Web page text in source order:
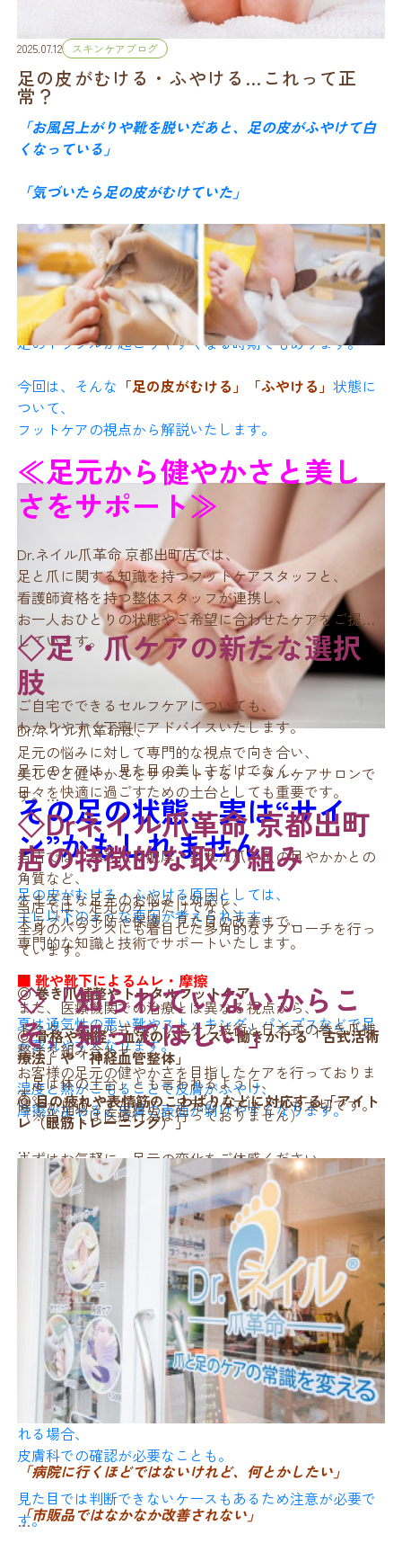
■ 足の保湿で押さえたいポ
イント
1. かかとは念入りに
厚くなった角質は保湿成分が浸透しにくいので、
定期的な角質ケアで整えてから保湿すると効果的です。
2. 指の間も忘れずに
足指の間は乾燥や摩擦で皮膚トラブルが起こりやすい部
軽く塗り伸ばしておくと◎。
3. 就寝前の追い保湿
夜は肌の修復が進む時間。
就寝前にも軽く保湿を重ねると、翌朝のしっとり感が違
います。
■ 夏〜秋の変わり目は特に
注意
残暑の時期は、汗をかく日と冷える日が混在し、肌環境
が不安定になります。
この時期に乾燥が進むと、
秋以降のかかとひび割れや角質肥厚の原因になりやすい
ので、
今からの予防ケアが大切です。
■ ドクターネイル爪革命 京
都出町店の保湿サポート
当店では、厚くなった角質や乾燥の進んだ足をやさしく
整えた上で、保湿ケアを行います。
ご自宅でのケア方法や保湿剤の選び方もアドバイスいた
しますので、
日々のケアに不安がある方はお気軽にご相談ください。
2. 血行不良による神経の刺
激
らせ、神経が過敏に。
その結果、ちょっとした刺激でもかゆみを感じやすくな
ります。
3. 汗や皮脂による刺激
足裏は一日でコップ一杯分ほどの汗をかくといわれてい
ます。
そのまま放置すると、
角質や皮脂が刺激となり、かゆみの原因につながりま
す。
---
4. 靴下や洗剤による刺激
柔軟剤や洗剤、または靴下の素材に反応してかゆみが出
ることがあります。
特に化学繊維や合成染料を使用した靴下に敏感な方は注
意が必要です。
---
5. 水虫（足白癬）の可能性
「乾燥かと思っていたら、実は水虫だった」というケー
スも少なくありません。
み、かゆみや皮めくれを引き起こします。
見た目が乾燥や湿疹と似ている場合もあり、
自己判断では区別が難しいため、気になる症状が長引く
場合は医療機関での確認がおすすめです。
自宅でできるかゆみ予防の
ポイント
・保湿ケア：入浴後に足全体へ保湿クリームをなじませ
る
・血流促進：
なぜ足は不衛生になりやす
いのか？
足は一日中靴下や靴で密閉され、
汗や皮脂、角質がたまりやすい環境です。
さらに、足には皮脂腺が少ないため乾燥しやすく、
角質が硬くなることで菌の温床となってしまうこともあ
ります。
水虫（足白癬）は、白癬菌というカビの一種による感染
症で、
角質層に住みつきやすい性質があります。
つまり、角質ケアや清潔管理が予防の鍵となります。
今すぐできる！清潔な足を
保つための習慣
① 足を洗うときは「指の間」ま
で丁寧に
ついシャワーでサッと済ませてしまいがちですが、
指の間や爪の周辺まで丁寧に洗うことが大切です。
特に石けんを泡立てて、足裏や指の間をやさしく洗いま
しょう。
② しっかり「水分をふき取る」
洗った後の水分が残っていると菌が繁殖しやすくなりま
す。
指の間まで丁寧にタオルでふき取ることを習慣にしまし
ょう。
③ 毎日の靴・靴下の「ローテー
ション」
汗をかいた靴を毎日同じように履き続けるのはNG！
1日履いた靴は乾燥させ、
通気性の良い素材の靴下を選ぶことも水虫予防につなが
ります。
④ 自宅でも「足専用の保湿ケ
2025.07.12 スキンケアブログ
足の皮がむける・ふやける…これって正
常？
「お風呂上がりや靴を脱いだあと、足の皮がふやけて白
くなっている」
「気づいたら足の皮がむけていた」
こんな経験、ありませんか？
特に夏場は、汗をかきやすく、蒸れやすい季節。
足のトラブルが起こりやすくなる時期でもあります。
今回は、そんな 「足の皮がむける」「ふやける」 状態に
ついて、
フットケアの視点から解説いたします。
その足の状態、実は“サイ
ン”かもしれません
足の皮がむける・ふやける原因としては、
主に以下のような要因が考えられます。
■ 靴や靴下によるムレ・摩擦
夏は通気性の悪い靴やストッキング、パンプスなどで足
が蒸れやすくなります。
湿度と熱がこもることで皮膚がふやけ、
摩擦が加わると皮膚の表面が剥けやすくなります。
■ 角質肥厚による乾燥性のめくれ
一見「むけた」ように見える皮は、
実は過剰に硬くなった角質がはがれたものの場合もあり
ます。
特にかかとや足指の付け根に多く見られます。
■ 白癬菌（いわゆる水虫）などの皮膚トラブル
かかとのひび割れ、皮むけ、指の間のふやけが繰り返さ
れる場合、
皮膚科での確認が必要なことも。
見た目では判断できないケースもあるため注意が必要で
す。
≪足元から健やかさと美し
さをサポート≫
Dr.ネイル爪革命 京都出町店では、
足と爪に関する知識を持つフットケアスタッフと、
看護師資格を持つ整体スタッフが連携し、
お一人おひとりの状態やご希望に合わせたケアをご提案
しています。
ご自宅でできるセルフケアについても、
わかりやすく丁寧にアドバイスいたします。
足元のケアは、見た目の美しさだけでなく、
日々を快適に過ごすための土台としても重要です。
当店では、巻き爪や肥厚・割れた爪、魚の目やかかとの
角質など、
さまざまな足元のお悩みに対応し、
トラブルの予防や保護、見た目の改善まで、
専門的な知識と技術でサポートいたします。
また、医療機関での治療とは異なる視点から、
ドクターネイル式のフットケア技術と日本式の巻き爪補
整法を組み合わせ、
お客様の足元の健やかさを目指したケアを行っておりま
す。
（※当店では医療行為は行っておりません）
まずはお気軽に、足元の変化をご体感ください。
◇足・爪ケアの新たな選択
肢
Dr.ネイル爪革命は、
足元の悩みに対して専門的な視点で向き合い、
美しさと健やかさをサポートするトータルケアサロンで
す。
◇Drネイル爪革命 京都出町
店の特徴的な取り組み
当店では、足元のケアだけでなく、
全身のバランスにも着目した多角的なアプローチを行っ
ています。
◎ 巻き爪補整やトータルフットケア
◎ 骨格や神経・血流のバランスに働きかける「古式活術
療法」や「神経血管整体」
◎ 目の疲れや表情筋のこわばりなどに対応する「アイト
レ（眼筋トレーニング）」
頭から足先まで、全身をケアできる環境を整えていま
そのため、地元の方はもちろん、遠方からも多くの方が
来店されています。
◇「知られていないからこ
そ、知ってほしい」
「足は体の土台」とも言われるように、
健やかに過ごすために、足元のケアはとても大切です。
◎ 爪や角質、魚の目などの足のトラブルケア
◎ 肩・腰などの違和感や身体のゆがみに対応した整体
◎ 目の疲れや表情筋にアプローチするケア
◎ お肌や体質に合わせたハーブトリートメント
◎ 骨格・筋膜・神経に着目した独自の整体
◎ 足元の状態に合わせたオーダーメイド・インソールの
「病院に行くほどではないけれど、何とかしたい」
「市販品ではなかなか改善されない」